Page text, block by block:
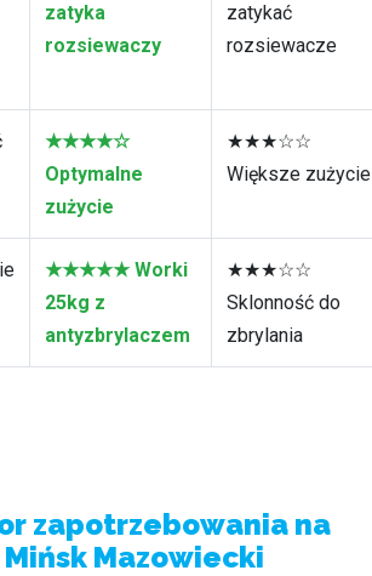
zatyka
rozsiewaczy
zatykać
rozsiewacze
★★★★☆
Optymalne
zużycie
★★★☆☆
Większe zużycie
★★★★★ Worki
25kg z
antyzbrylaczem
★★★☆☆
Sklonność do
zbrylania
zapotrzebowania na
Mazowiecki